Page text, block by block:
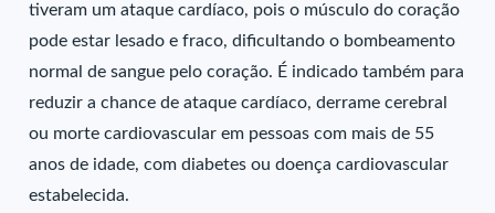
tiveram um ataque cardíaco, pois o músculo do coração
pode estar lesado e fraco, dificultando o bombeamento
normal de sangue pelo coração. É indicado também para
reduzir a chance de ataque cardíaco, derrame cerebral
ou morte cardiovascular em pessoas com mais de 55
anos de idade, com diabetes ou doença cardiovascular
estabelecida.